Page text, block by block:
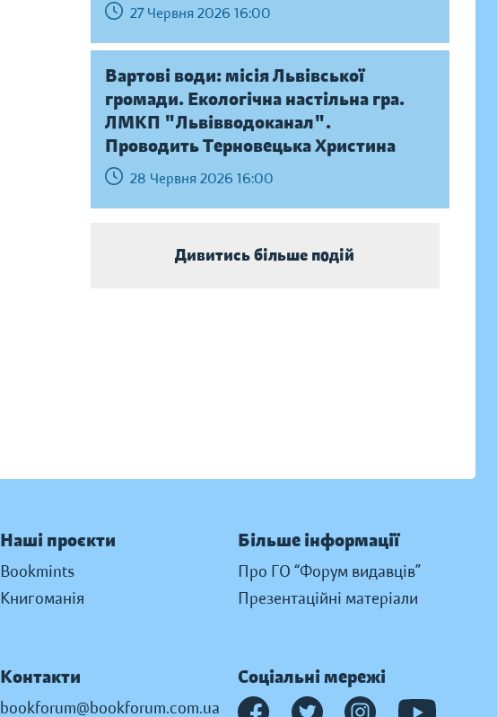
27 Червня 2026 16:00
Вартові води: місія Львівської
громади. Екологічна настільна гра.
ЛМКП "Львівводоканал".
Проводить Терновецька Христина
28 Червня 2026 16:00
Дивитись більше подій
Наші проєкти
Bookmints
Книгоманія
Більше інформації
Про ГО “Форум видавців”
Презентаційні матеріали
Контакти
bookforum@bookforum.com.ua
Соціальні мережі